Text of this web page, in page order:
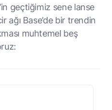
geçtiğimiz sene lanse
Base’de bir trendin
muhtemel beş